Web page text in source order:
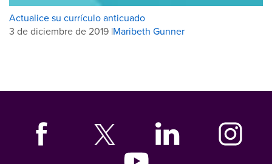
Actualice su currículo anticuado
3 de diciembre de 2019 |Maribeth Gunner